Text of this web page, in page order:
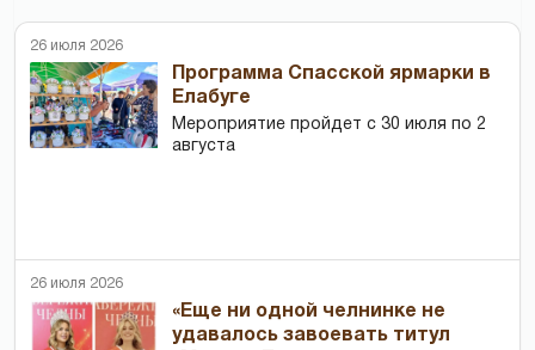
26 июля 2026
Программа Спасской ярмарки в
Елабуге
Мероприятие пройдет с 30 июля по 2
августа
26 июля 2026
«Еще ни одной челнинке не
удавалось завоевать титул